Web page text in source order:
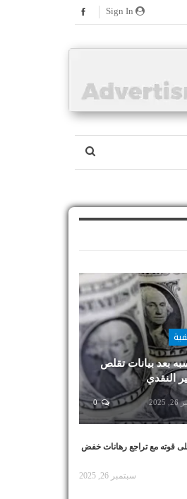
بعد بيانات تقلص
النقدي
2025
0
قوته مع تراجع رهانات خفض
سبتمبر 26, 2025